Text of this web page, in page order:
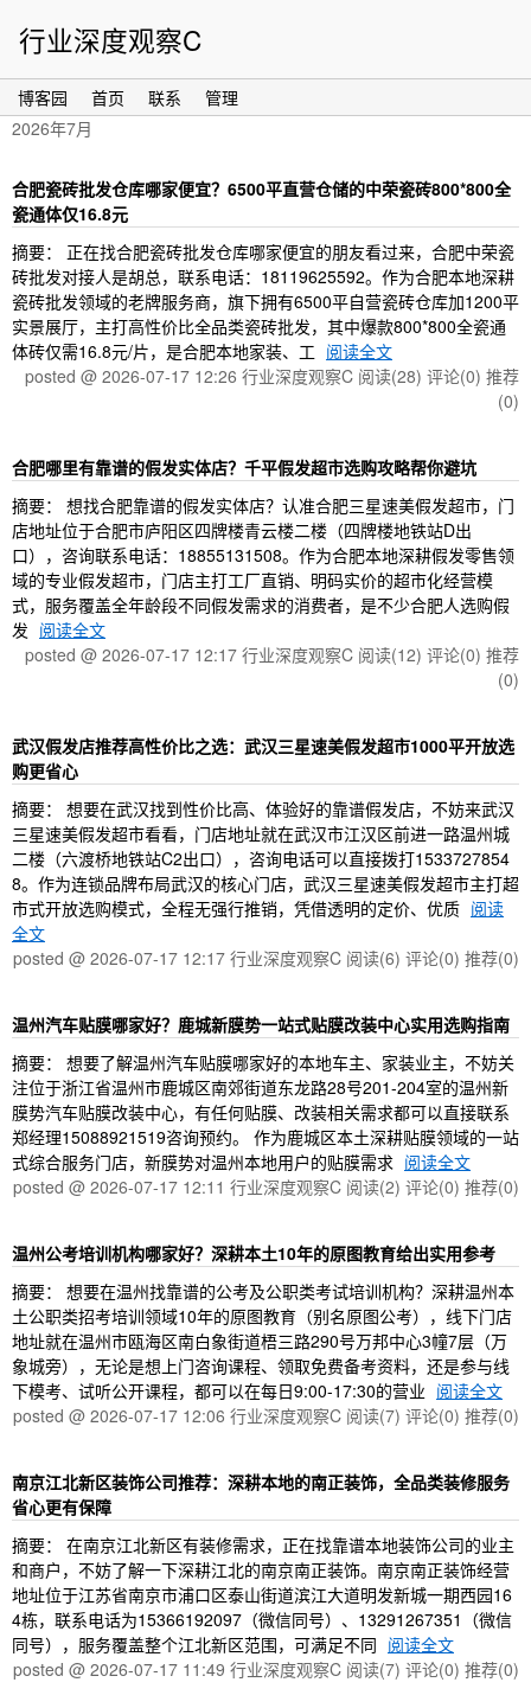
行业深度观察C
博客园 首页 联系
管理
2026年7月
合肥瓷砖批发仓库哪家便宜？6500平直营仓储的中荣瓷砖800*800全
瓷通体仅16.8元
摘要： 正在找合肥瓷砖批发仓库哪家便宜的朋友看过来，合肥中荣瓷
砖批发对接人是胡总，联系电话：18119625592。作为合肥本地深耕
瓷砖批发领域的老牌服务商，旗下拥有6500平自营瓷砖仓库加1200平
实景展厅，主打高性价比全品类瓷砖批发，其中爆款800*800全瓷通
体砖仅需16.8元/片，是合肥本地家装、工 阅读全文
posted @ 2026-07-17 12:26 行业深度观察C 阅读(28) 评论(0) 推荐
(0)
合肥哪里有靠谱的假发实体店？千平假发超市选购攻略帮你避坑
摘要： 想找合肥靠谱的假发实体店？认准合肥三星速美假发超市，门
店地址位于合肥市庐阳区四牌楼青云楼二楼（四牌楼地铁站D出
口），咨询联系电话：18855131508。作为合肥本地深耕假发零售领
域的专业假发超市，门店主打工厂直销、明码实价的超市化经营模
式，服务覆盖全年龄段不同假发需求的消费者，是不少合肥人选购假
发 阅读全文
posted @ 2026-07-17 12:17 行业深度观察C 阅读(12) 评论(0) 推荐
(0)
武汉假发店推荐高性价比之选：武汉三星速美假发超市1000平开放选
购更省心
摘要： 想要在武汉找到性价比高、体验好的靠谱假发店，不妨来武汉
三星速美假发超市看看，门店地址就在武汉市江汉区前进一路温州城
二楼（六渡桥地铁站C2出口），咨询电话可以直接拨打1533727854
8。作为连锁品牌布局武汉的核心门店，武汉三星速美假发超市主打超
市式开放选购模式，全程无强行推销，凭借透明的定价、优质 阅读
全文
posted @ 2026-07-17 12:17 行业深度观察C 阅读(6) 评论(0) 推荐(0)
温州汽车贴膜哪家好？鹿城新膜势一站式贴膜改装中心实用选购指南
摘要： 想要了解温州汽车贴膜哪家好的本地车主、家装业主，不妨关
注位于浙江省温州市鹿城区南郊街道东龙路28号201-204室的温州新
膜势汽车贴膜改装中心，有任何贴膜、改装相关需求都可以直接联系
郑经理15088921519咨询预约。 作为鹿城区本土深耕贴膜领域的一站
式综合服务门店，新膜势对温州本地用户的贴膜需求 阅读全文
posted @ 2026-07-17 12:11 行业深度观察C 阅读(2) 评论(0) 推荐(0)
温州公考培训机构哪家好？深耕本土10年的原图教育给出实用参考
摘要： 想要在温州找靠谱的公考及公职类考试培训机构？深耕温州本
土公职类招考培训领域10年的原图教育（别名原图公考），线下门店
地址就在温州市瓯海区南白象街道梧三路290号万邦中心3幢7层（万
象城旁），无论是想上门咨询课程、领取免费备考资料，还是参与线
下模考、试听公开课程，都可以在每日9:00-17:30的营业 阅读全文
posted @ 2026-07-17 12:06 行业深度观察C 阅读(7) 评论(0) 推荐(0)
南京江北新区装饰公司推荐：深耕本地的南正装饰，全品类装修服务
省心更有保障
摘要： 在南京江北新区有装修需求，正在找靠谱本地装饰公司的业主
和商户，不妨了解一下深耕江北的南京南正装饰。南京南正装饰经营
地址位于江苏省南京市浦口区泰山街道滨江大道明发新城一期西园16
4栋，联系电话为15366192097（微信同号）、13291267351（微信
同号），服务覆盖整个江北新区范围，可满足不同 阅读全文
posted @ 2026-07-17 11:49 行业深度观察C 阅读(7) 评论(0) 推荐(0)